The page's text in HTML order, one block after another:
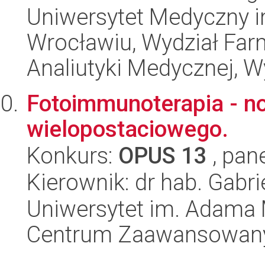
Uniwersytet Medyczny
Wrocławiu, Wydział
Analiutyki Medycznej,
Fotoimmunoterapia -
wielopostaciowego.
Konkurs: OPUS 13 ,
Kierownik: dr hab.
Uniwersytet im.
Centrum